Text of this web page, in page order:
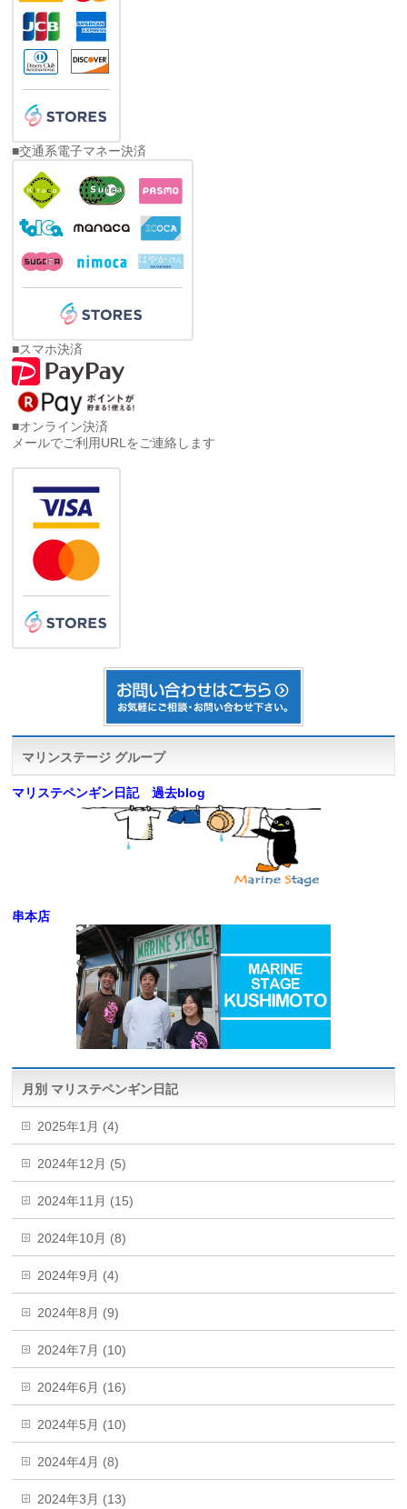
■交通系電子マネー決済
■スマホ決済
■オンライン決済
メールでご利用URLをご連絡します
マリンステージ グループ
マリステペンギン日記 過去blog
串本店
月別 マリステペンギン日記
2025年1月 (4)
2024年12月 (5)
2024年11月 (15)
2024年10月 (8)
2024年9月 (4)
2024年8月 (9)
2024年7月 (10)
2024年6月 (16)
2024年5月 (10)
2024年4月 (8)
2024年3月 (13)